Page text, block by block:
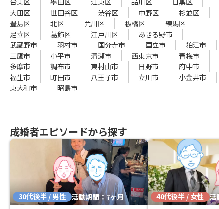
台東区
墨田区 江東区 品川区
目黒区
大田区
世田谷区 渋谷区 中野区
杉並区
豊島区
北区 荒川区 板橋区
練馬区
足立区
葛飾区 江戸川区
あきる野市
武蔵野市
羽村市 国分寺市 国立市
狛江市
三鷹市
小平市 清瀬市 西東京市
青梅市
多摩市
調布市 東村山市 日野市
府中市
福生市
町田市 八王子市 立川市
小金井市
東大和市
昭島市
成婚者エピソードから探す
30代後半 / 男性 活動期間：7ヶ月
40代後半 / 女性 活